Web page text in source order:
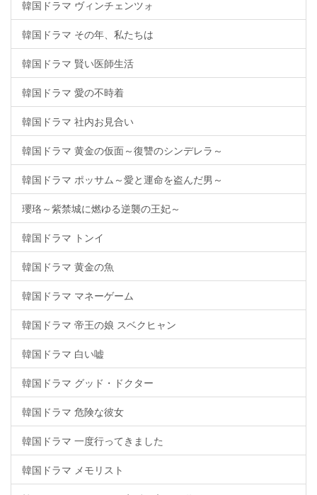
韓国ドラマ ヴィンチェンツォ
韓国ドラマ その年、私たちは
韓国ドラマ 賢い医師生活
韓国ドラマ 愛の不時着
韓国ドラマ 社内お見合い
韓国ドラマ 黄金の仮面～復讐のシンデレラ～
韓国ドラマ ポッサム～愛と運命を盗んだ男～
瓔珞～紫禁城に燃ゆる逆襲の王妃～
韓国ドラマ トンイ
韓国ドラマ 黄金の魚
韓国ドラマ マネーゲーム
韓国ドラマ 帝王の娘 スベクヒャン
韓国ドラマ 白い嘘
韓国ドラマ グッド・ドクター
韓国ドラマ 危険な彼女
韓国ドラマ 一度行ってきました
韓国ドラマ メモリスト